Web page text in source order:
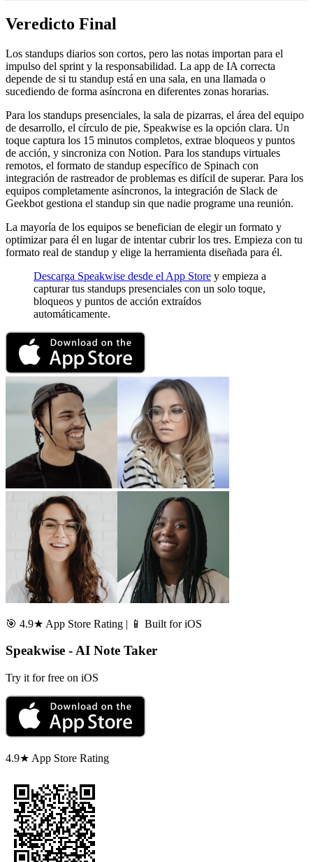
Veredicto Final
Los standups diarios son cortos, pero las notas importan para el
impulso del sprint y la responsabilidad. La app de IA correcta
depende de si tu standup está en una sala, en una llamada o
sucediendo de forma asíncrona en diferentes zonas horarias.
Para los standups presenciales, la sala de pizarras, el área del equipo
de desarrollo, el círculo de pie, Speakwise es la opción clara. Un
toque captura los 15 minutos completos, extrae bloqueos y puntos
de acción, y sincroniza con Notion. Para los standups virtuales
remotos, el formato de standup específico de Spinach con
integración de rastreador de problemas es difícil de superar. Para los
equipos completamente asíncronos, la integración de Slack de
Geekbot gestiona el standup sin que nadie programe una reunión.
La mayoría de los equipos se benefician de elegir un formato y
optimizar para él en lugar de intentar cubrir los tres. Empieza con tu
formato real de standup y elige la herramienta diseñada para él.
Descarga Speakwise desde el App Store y empieza a
capturar tus standups presenciales con un solo toque,
bloqueos y puntos de acción extraídos
automáticamente.
🎯 4.9★ App Store Rating | 📱 Built for iOS
Speakwise - AI Note Taker
Try it for free on iOS
4.9★ App Store Rating